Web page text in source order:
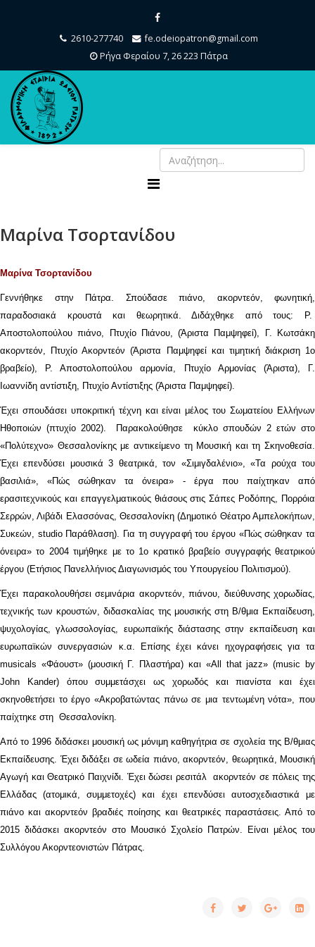
2610-277740
fe.odeiopatron@gmail.com
Ρήγα Φεραίου 7, 26 223 Πάτρα
Μαρίνα Τσορτανίδου
Μαρίνα Τσορτανίδου
Γεννήθηκε στην Πάτρα. Σπούδασε πιάνο, ακορντεόν, φωνητική,
παραδοσιακά κρουστά και θεωρητικά. Διδάχθηκε από τους: Ρ.
Αποστολοπούλου πιάνο, Πτυχίο Πιάνου, (Άριστα Παμψηφεί), Γ. Κωτσάκη
ακορντεόν, Πτυχίο Ακορντεόν (Άριστα Παμψηφεί και τιμητική διάκριση 1ο
βραβείο), Ρ. Αποστολοπούλου αρμονία, Πτυχίο Αρμονίας (Άριστα), Γ.
Ιωαννίδη αντίστιξη, Πτυχίο Αντίστιξης (Άριστα Παμψηφεί).
Έχει σπουδάσει υποκριτική τέχνη και είναι μέλος του Σωματείου Ελλήνων
Ηθοποιών (πτυχίο 2002). Παρακολούθησε κύκλο σπουδών 2 ετών στο
«Πολύτεχνο» Θεσσαλονίκης με αντικείμενο τη Μουσική και τη Σκηνοθεσία.
Έχει επενδύσει μουσικά 3 θεατρικά, τον «Σιμιγδαλένιο», «Τα ρούχα του
βασιλιά», «Πώς σώθηκαν τα όνειρα» - έργα που παίχτηκαν από
ερασιτεχνικούς και επαγγελματικούς θιάσους στις Σάπες Ροδόπης, Πορρόια
Σερρών, Λιβάδι Ελασσόνας, Θεσσαλονίκη (Δημοτικό Θέατρο Αμπελοκήπων,
Συκεών, studio Παράθλαση). Για τη συγγραφή του έργου «Πώς σώθηκαν τα
όνειρα» το 2004 τιμήθηκε με το 1ο κρατικό βραβείο συγγραφής θεατρικού
έργου (Ετήσιος Πανελλήνιος Διαγωνισμός του Υπουργείου Πολιτισμού).
Έχει παρακολουθήσει σεμινάρια ακορντεόν, πιάνου, διεύθυνσης χορωδίας,
τεχνικής των κρουστών, διδασκαλίας της μουσικής στη Β/θμια Εκπαίδευση,
ψυχολογίας, γλωσσολογίας, ευρωπαϊκής διάστασης στην εκπαίδευση και
ευρωπαϊκών συνεργασιών κ.α. Επίσης έχει κάνει ηχογραφήσεις για τα
musicals «Φάουστ» (μουσική Γ. Πλαστήρα) και «All that jazz» (music by
John Kander) όπου συμμετάσχει ως χορωδός και πιανίστα και έχει
σκηνοθετήσει το έργο «Ακροβατώντας πάνω σε μια τεντωμένη νότα», που
παίχτηκε στη Θεσσαλονίκη.
Από το 1996 διδάσκει μουσική ως μόνιμη καθηγήτρια σε σχολεία της Β/θμιας
Εκπαίδευσης. Έχει διδάξει σε ωδεία πιάνο, ακορντεόν, θεωρητικά, Μουσική
Αγωγή και Θεατρικό Παιχνίδι. Έχει δώσει ρεσιτάλ ακορντεόν σε πόλεις της
Ελλάδας (ατομικά, συμμετοχές) και έχει επενδύσει αυτοσχεδιαστικά με
πιάνο και ακορντεόν βραδιές ποίησης και θεατρικές παραστάσεις. Από το
2015 διδάσκει ακορντεόν στο Μουσικό Σχολείο Πατρών. Είναι μέλος του
Συλλόγου Ακορντεονιστών Πάτρας.